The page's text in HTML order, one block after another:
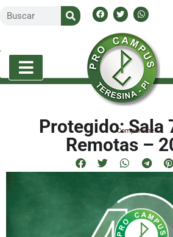
Protegido: Sala
Remotas –
Compartilhe!